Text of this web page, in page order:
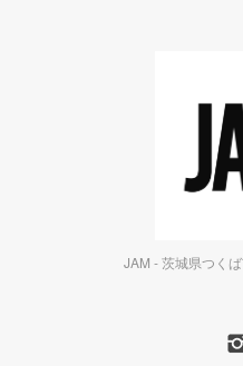
JAM - 茨城県つく